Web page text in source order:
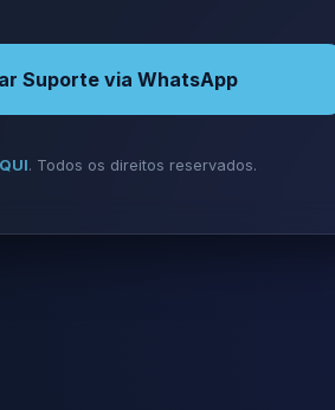
Suporte via WhatsApp
. Todos os direitos reservados.